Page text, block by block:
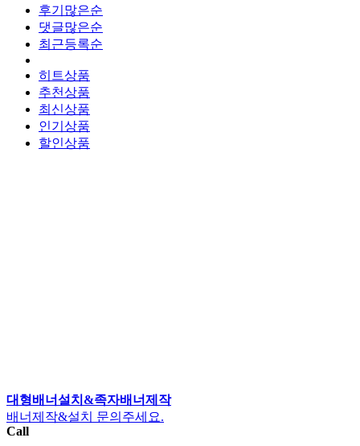
후기많은순
댓글많은순
최근등록순
히트상품
추천상품
최신상품
인기상품
할인상품
대형배너설치&족자배너제작
배너제작&설치 문의주세요.
Call